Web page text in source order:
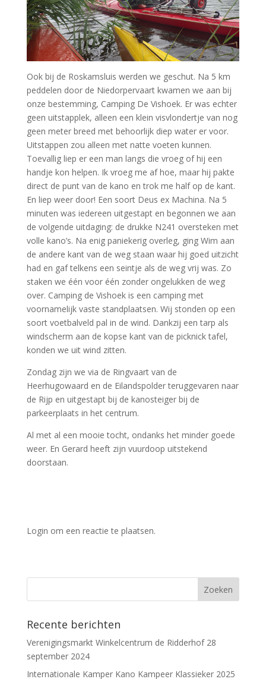
Ook bij de Roskamsluis werden we geschut. Na 5 km
peddelen door de Niedorpervaart kwamen we aan bij
onze bestemming, Camping De Vishoek. Er was echter
geen uitstapplek, alleen een klein visvlondertje van nog
geen meter breed met behoorlijk diep water er voor.
Uitstappen zou alleen met natte voeten kunnen.
Toevallig liep er een man langs die vroeg of hij een
handje kon helpen. Ik vroeg me af hoe, maar hij pakte
direct de punt van de kano en trok me half op de kant.
En liep weer door! Een soort Deus ex Machina. Na 5
minuten was iedereen uitgestapt en begonnen we aan
de volgende uitdaging: de drukke N241 oversteken met
volle kano’s. Na enig paniekerig overleg, ging Wim aan
de andere kant van de weg staan waar hij goed uitzicht
had en gaf telkens een seintje als de weg vrij was. Zo
staken we één voor één zonder ongelukken de weg
over. Camping de Vishoek is een camping met
voornamelijk vaste standplaatsen. Wij stonden op een
soort voetbalveld pal in de wind. Dankzij een tarp als
windscherm aan de kopse kant van de picknick tafel,
konden we uit wind zitten.
Zondag zijn we via de Ringvaart van de
Heerhugowaard en de Eilandspolder teruggevaren naar
de Rijp en uitgestapt bij de kanosteiger bij de
parkeerplaats in het centrum.
Al met al een mooie tocht, ondanks het minder goede
weer. En Gerard heeft zijn vuurdoop uitstekend
doorstaan.
Login om een reactie te plaatsen.
Recente berichten
Verenigingsmarkt Winkelcentrum de Ridderhof 28
september 2024
Internationale Kamper Kano Kampeer Klassieker 2025